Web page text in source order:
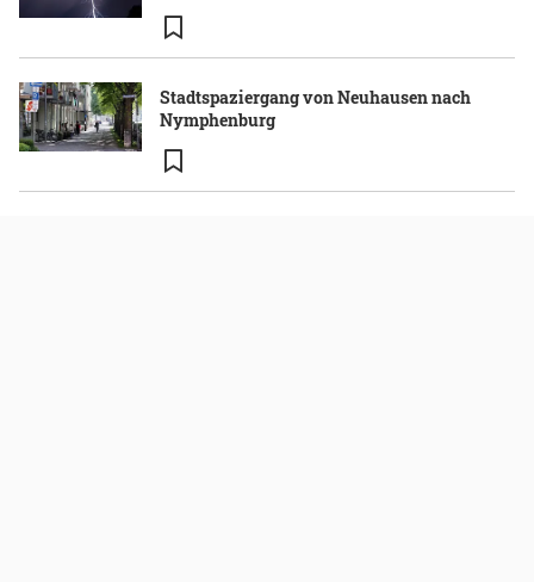
Stadtspaziergang von Neuhausen nach
Nymphenburg